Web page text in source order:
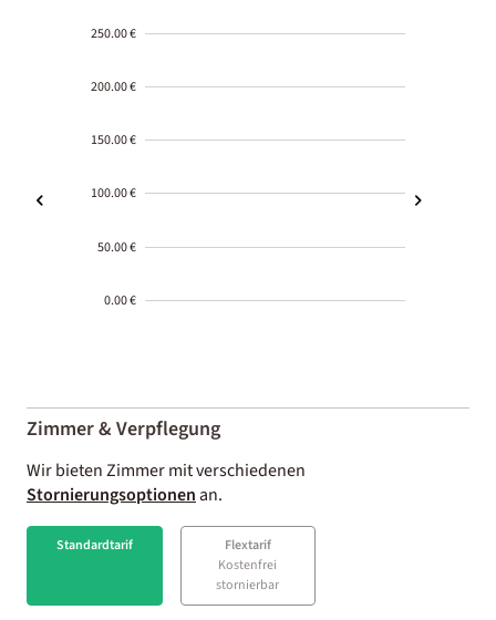
250.00 €
200.00 €
150.00 €
100.00 €
50.00 €
0.00 €
01-02
Zimmer & Verpflegung
Wir bieten Zimmer mit verschiedenen
Stornierungsoptionenan.
Standardtarif
Flextarif
Kostenfrei
stornierbar